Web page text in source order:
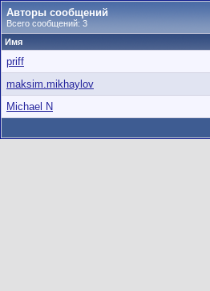
Авторы сообщений
Всего сообщений: 3
Имя
priff
maksim.mikhaylov
Michael N